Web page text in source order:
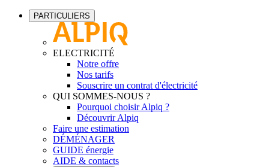
PARTICULIERS
ELECTRICITÉ
Notre offre
Nos tarifs
Souscrire un contrat d'électricité
QUI SOMMES-NOUS ?
Pourquoi choisir Alpiq ?
Découvrir Alpiq
Faire une estimation
DÉMÉNAGER
GUIDE énergie
AIDE & contacts